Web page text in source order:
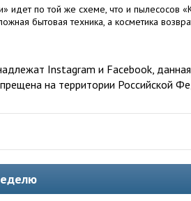
идет по той же схеме, что и пылесосов
бытовая техника, а косметика
Instagram и Facebook, данная
на территории Российской